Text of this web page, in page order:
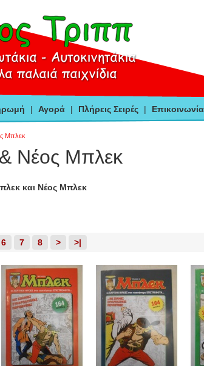
| Αγορά | Πλήρεις Σειρές | Επικοινωνία
Μπλεκ
& Νέος Μπλεκ
και Νέος Μπλεκ
6 7 8 > >|